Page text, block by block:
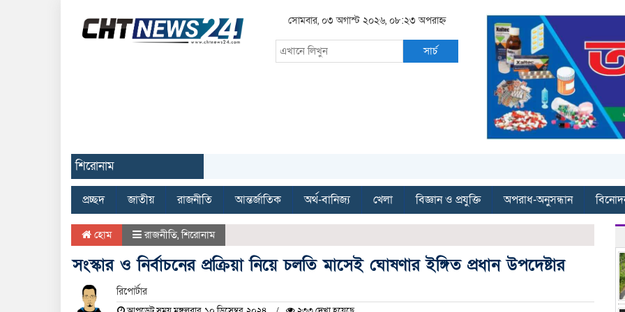
সোমবার, ০৩ অগাস্ট ২০২৬, ০৮:২৩ অপরাহ্ন
সার্চ
শিরোনাম
প্রচ্ছদ জাতীয় রাজনীতি আন্তর্জাতিক অর্থ-বানিজ্য খেলা বিজ্ঞান ও প্রযুক্তি অপরাধ-অনুসন্ধান
হোম রাজনীতি,শিরোনাম
সংস্কার ও নির্বাচনের প্রক্রিয়া নিয়ে চলতি মাসেই ঘোষণার ইঙ্গিত প্রধান উপদেষ্টার
রিপোর্টার